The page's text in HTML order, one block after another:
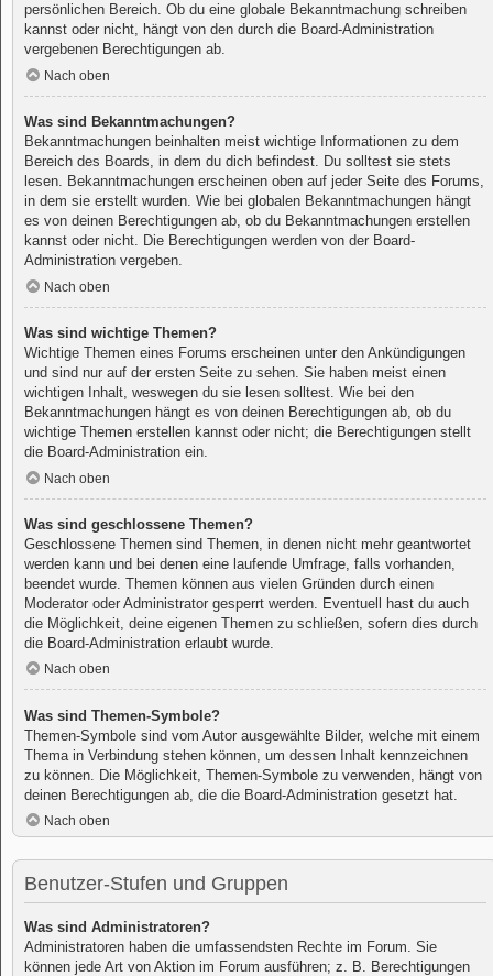
persönlichen Bereich. Ob du eine globale Bekanntmachung schreiben
kannst oder nicht, hängt von den durch die Board-Administration
vergebenen Berechtigungen ab.
Nach oben
Was sind Bekanntmachungen?
Bekanntmachungen beinhalten meist wichtige Informationen zu dem
Bereich des Boards, in dem du dich befindest. Du solltest sie stets
lesen. Bekanntmachungen erscheinen oben auf jeder Seite des Forums,
in dem sie erstellt wurden. Wie bei globalen Bekanntmachungen hängt
es von deinen Berechtigungen ab, ob du Bekanntmachungen erstellen
kannst oder nicht. Die Berechtigungen werden von der Board-
Administration vergeben.
Nach oben
Was sind wichtige Themen?
Wichtige Themen eines Forums erscheinen unter den Ankündigungen
und sind nur auf der ersten Seite zu sehen. Sie haben meist einen
wichtigen Inhalt, weswegen du sie lesen solltest. Wie bei den
Bekanntmachungen hängt es von deinen Berechtigungen ab, ob du
wichtige Themen erstellen kannst oder nicht; die Berechtigungen stellt
die Board-Administration ein.
Nach oben
Was sind geschlossene Themen?
Geschlossene Themen sind Themen, in denen nicht mehr geantwortet
werden kann und bei denen eine laufende Umfrage, falls vorhanden,
beendet wurde. Themen können aus vielen Gründen durch einen
Moderator oder Administrator gesperrt werden. Eventuell hast du auch
die Möglichkeit, deine eigenen Themen zu schließen, sofern dies durch
die Board-Administration erlaubt wurde.
Nach oben
Was sind Themen-Symbole?
Themen-Symbole sind vom Autor ausgewählte Bilder, welche mit einem
Thema in Verbindung stehen können, um dessen Inhalt kennzeichnen
zu können. Die Möglichkeit, Themen-Symbole zu verwenden, hängt von
deinen Berechtigungen ab, die die Board-Administration gesetzt hat.
Nach oben
Benutzer-Stufen und Gruppen
Was sind Administratoren?
Administratoren haben die umfassendsten Rechte im Forum. Sie
können jede Art von Aktion im Forum ausführen; z. B. Berechtigungen